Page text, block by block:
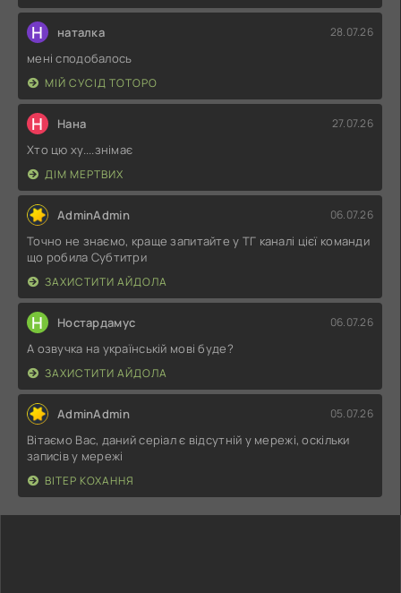
Н наталка 28.07.26
мені сподобалось
МІЙ СУСІД ТОТОРО
Н Нана 27.07.26
Хто цю ху....знімає
ДІМ МЕРТВИХ
AdminAdmin 06.07.26
Точно не знаємо, краще запитайте у ТГ каналі цієї команди
що робила Субтитри
ЗАХИСТИТИ АЙДОЛА
Н Ностардамус 06.07.26
А озвучка на українській мові буде?
ЗАХИСТИТИ АЙДОЛА
AdminAdmin 05.07.26
Вітаємо Вас, даний серіал є відсутній у мережі, оскільки
записів у мережі
ВІТЕР КОХАННЯ